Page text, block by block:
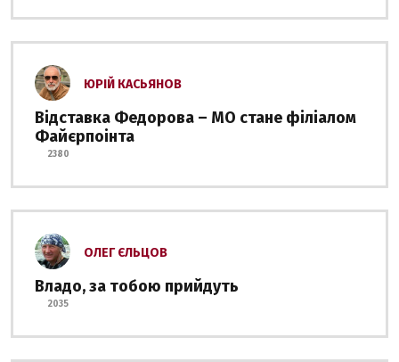
ЮРІЙ КАСЬЯНОВ
Відставка Федорова – МО стане філіалом
Файєрпоінта
2380
ОЛЕГ ЄЛЬЦОВ
Владо, за тобою прийдуть
2035